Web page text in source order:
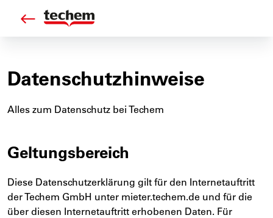
Zurück
Datenschutzhinweise
Alles zum Datenschutz bei Techem
Geltungsbereich
Diese Datenschutzerklärung gilt für den Internetauftritt
der Techem GmbH unter mieter.techem.de und für die
über diesen Internetauftritt erhobenen Daten. Für